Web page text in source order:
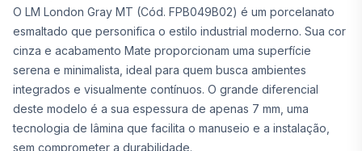
O LM London Gray MT (Cód. FPB049B02) é um porcelanato
esmaltado que personifica o estilo industrial moderno. Sua cor
cinza e acabamento Mate proporcionam uma superfície
serena e minimalista, ideal para quem busca ambientes
integrados e visualmente contínuos. O grande diferencial
deste modelo é a sua espessura de apenas 7 mm, uma
tecnologia de lâmina que facilita o manuseio e a instalação,
sem comprometer a durabilidade.